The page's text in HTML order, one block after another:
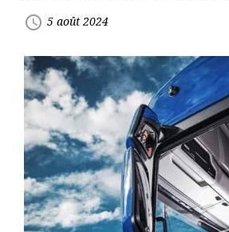
access_time 5 août 2024